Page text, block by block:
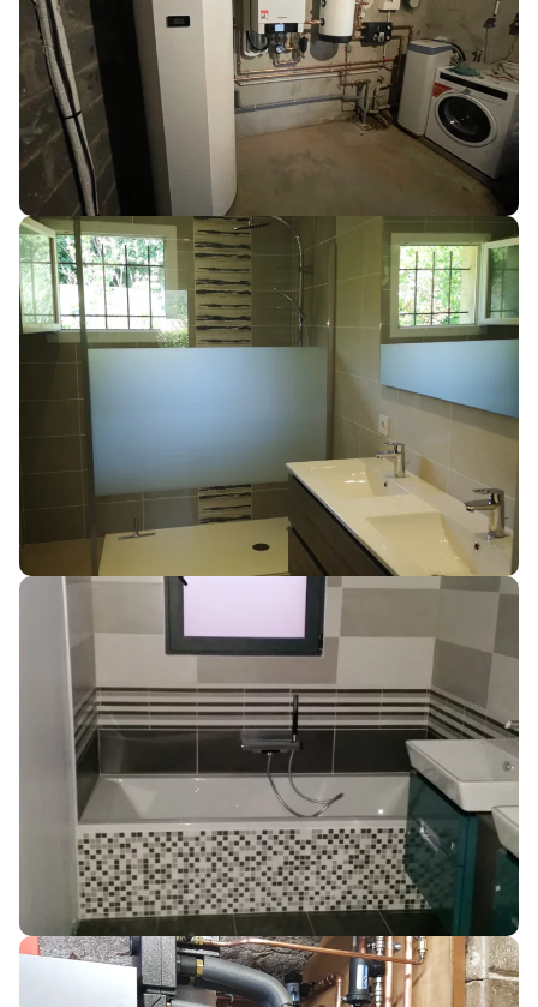
SANITAIRE
RESTAURATION SALLE DE BAIN COMPLÈTE
SAINT-PÉRAY
CRÉATION DE DEUX SALLES DE BAIN
CLÉRIEUX